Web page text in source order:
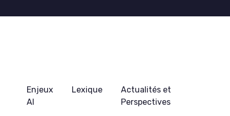
Enjeux
AI
Lexique
Actualités et
Perspectives